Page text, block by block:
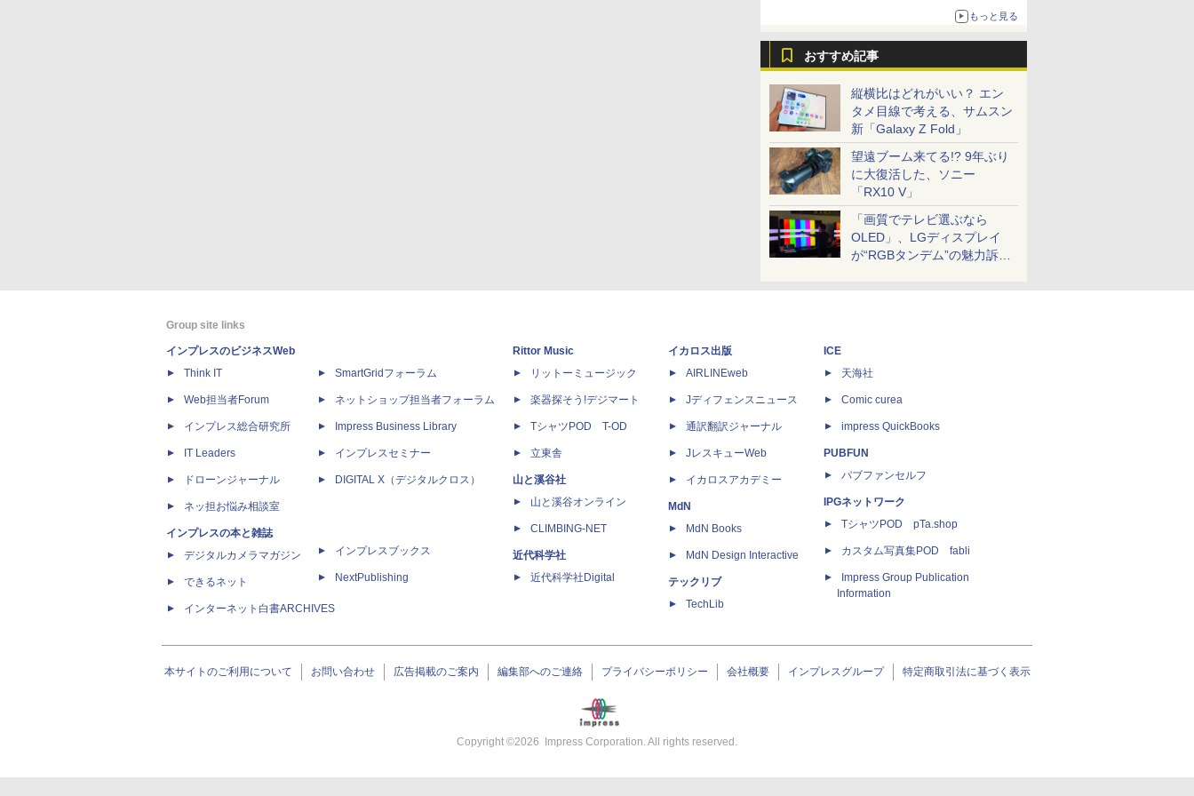
もっと見る
おすすめ記事
縦横比はどれがいい？ エン
タメ目線で考える、サムスン
新「Galaxy Z Fold」
望遠ブーム来てる!? 9年ぶり
に大復活した、ソニー
「RX10 V」
「画質でテレビ選ぶなら
OLED」、LGディスプレイ
が“RGBタンデム”の魅力訴
Group site links
インプレスのビジネスWeb
Think IT
Web担当者Forum
インプレス総合研究所
IT Leaders
ドローンジャーナル
ネッ担お悩み相談室
インプレスの本と雑誌
デジタルカメラマガジン
できるネット
インターネット白書ARCHIVES
SmartGridフォーラム
ネットショップ担当者フォーラム
Impress Business Library
インプレスセミナー
DIGITAL X（デジタルクロス）
インプレスブックス
NextPublishing
Rittor Music
リットーミュージック
楽器探そう!デジマート
TシャツPOD T-OD
立東舎
山と溪谷社
山と溪谷オンライン
CLIMBING-NET
近代科学社
近代科学社Digital
イカロス出版
AIRLINEweb
Jディフェンスニュース
通訳翻訳ジャーナル
JレスキューWeb
イカロスアカデミー
MdN
MdN Books
MdN Design Interactive
テックリブ
TechLib
ICE
天海社
Comic curea
impress QuickBooks
PUBFUN
パブファンセルフ
IPGネットワーク
TシャツPOD pTa.shop
カスタム写真集POD fabli
Impress Group Publication
Information
本サイトのご利用について お問い合わせ 広告掲載のご案内 編集部へのご連絡 プライバシーポリシー 会社概要 インプレスグループ 特定商取引法に基づく表示
Copyright ©2026 Impress Corporation. All rights reserved.